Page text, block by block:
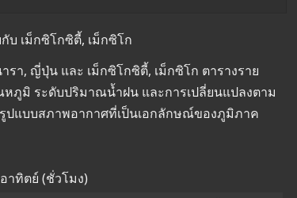
บ เม็กซิโกซิตี้, เม็กซิโก
า, ญี่ปุ่น และ เม็กซิโกซิตี้, เม็กซิโก ตารางราย
ภูมิ ระดับปริมาณน้ำฝน และการเปลี่ยนแปลงตาม
ปแบบสภาพอากาศที่เป็นเอกลักษณ์ของภูมิภาค
าทิตย์ (ชั่วโมง)